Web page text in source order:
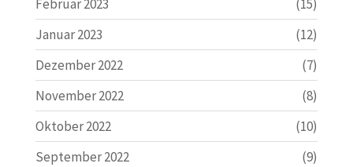
Februar 2023
(15)
Januar 2023
(12)
Dezember 2022
(7)
November 2022
(8)
Oktober 2022
(10)
September 2022
(9)